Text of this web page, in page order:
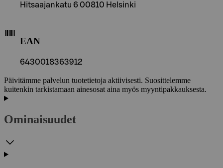
Hitsaajankatu 6 00810 Helsinki
EAN
6430018363912
Päivitämme palvelun tuotetietoja aktiivisesti. Suosittelemme
kuitenkin tarkistamaan ainesosat aina myös myyntipakkauksesta.
Ominaisuudet